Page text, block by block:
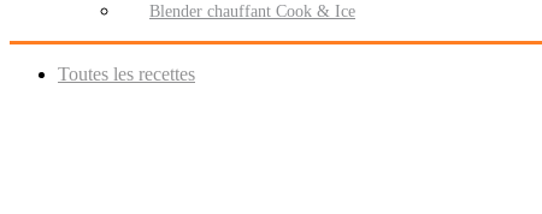
Blender chauffant Cook & Ice
Toutes les recettes